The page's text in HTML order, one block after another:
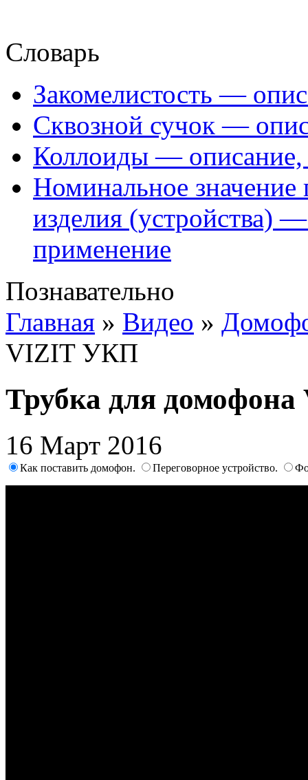
Словарь
Закомелистость —
Сквозной сучок —
Коллоиды — описание,
Номинальное значение
изделия (устройства)
применение
Познавательно
Главная » Видео »
VIZIT УКП
Трубка для
16 Март 2016
Как поставить домофон. Переговорное устройство.